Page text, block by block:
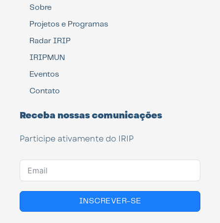
Sobre
Projetos e Programas
Radar IRIP
IRIPMUN
Eventos
Contato
Receba nossas comunicações
Participe ativamente do IRIP
INSCREVER-SE